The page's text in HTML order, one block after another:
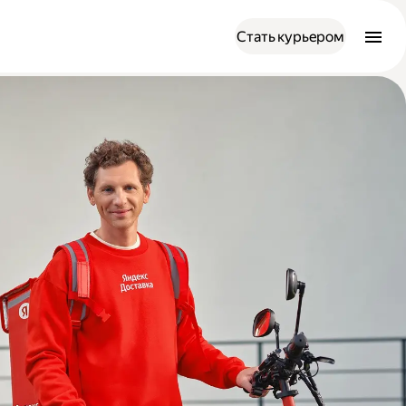
Стать курьером